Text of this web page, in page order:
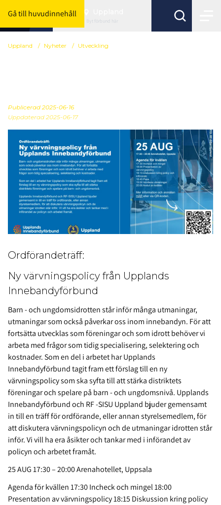
Gå till huvudinnehåll
Byt förbund här
Uppland / Nyheter / Utveckling
Publicerad 2025-06-16
Uppdaterad 2025-06-17
Ordförandeträff:
Ny värvningspolicy från Upplands
Innebandyförbund
Barn - och ungdomsidrotten står inför många utmaningar,
utmaningar som också påverkar oss inom innebandyn. För att
fortsätta utvecklas som föreningar och som idrott behöver vi
arbeta med frågor som tidig specialisering, selektering och
kostnader. Som en del i arbetet har Upplands
Innebandyförbund tagit fram ett förslag till en ny
värvningspolicy som ska syfta till att stärka distriktets
föreningar och spelare på barn - och ungdomsnivå. Upplands
Innebandyförbund och RF -SISU Uppland bjuder gemensamt
in till en träff för ordförande, eller annan styrelsemedlem, för
att diskutera värvningspolicyn och de utmaningar idrotten står
inför. Vi vill ha era åsikter och tankar med i införandet av
policyn och arbetet framåt.
25 AUG 17:30 – 20:00 Arenahotellet, Uppsala
Agenda för kvällen 17:30 Incheck och mingel 18:00
Presentation av värvningspolicy 18:15 Diskussion kring policy